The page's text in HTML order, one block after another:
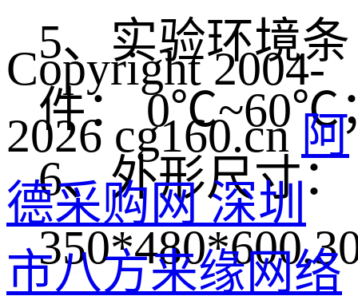
5、实验环境条
件： 0℃~60℃
6、外形尺寸：
Copyright 2004-
2026 cg160.cn 阿
德采购网 深圳
市八方来缘网络